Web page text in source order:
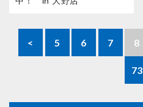
< 5 6 7 8
73